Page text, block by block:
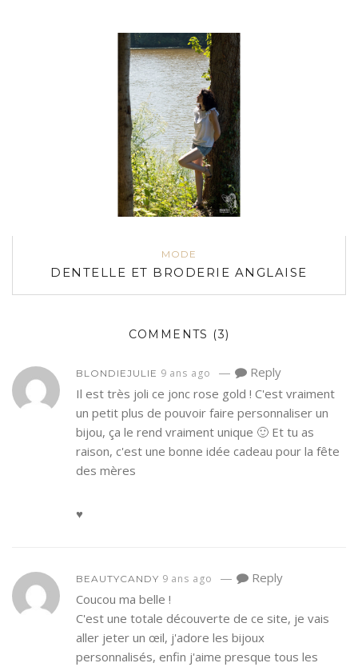
MODE
DENTELLE ET BRODERIE ANGLAISE
COMMENTS (3)
BLONDIEJULIE 9 ans ago —
Reply
Il est très joli ce jonc rose gold ! C'est vraiment
un petit plus de pouvoir faire personnaliser un
bijou, ça le rend vraiment unique 🙂 Et tu as
raison, c'est une bonne idée cadeau pour la fête
des mères
♥
BEAUTYCANDY 9 ans ago —
Reply
Coucou ma belle !
C'est une totale découverte de ce site, je vais
aller jeter un œil, j'adore les bijoux
personnalisés, enfin j'aime presque tous les